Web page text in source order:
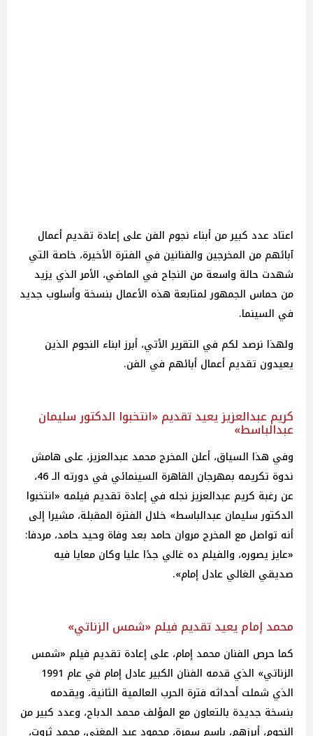
اعتاد عدد كبير من أبناء نجوم الفن على إعادة تقديم أعمال
آبائهم من المخرجين والفنانين في الفترة الأخيرة، خاصة التي
شهدت حالة واسعة من النجاح في الماضي، الأمر الذي يزيد
من حماس الجمهور لمتابعة هذه الأعمال بنسخة وأسلوب جديد
في السينما.
ولهذا نرصد لكم في التقرير الأتي، أبرز ابناء النجوم الذين
يعيدون تقديم أعمال أبائهم في الفن.
كريم عبدالعزيز يعيد تقديم «انتخبوا الدكتور سليمان
عبدالباسط»
وفي هذا السياق، أعلن المخرج محمد عبدالعزيز، على هامش
ندوة تكريمه بمهرجان القاهرة السينمائي في دورته الـ 46،
عن رغبة كريم عبدالعزيز نجله في إعادة تقديم فيلمه «انتخبوا
الدكتور سليمان عبدالباسط» خلال الفترة المقبلة، مشيرا إلى
أنه تواصل مع المخرج مروان حامد بعد وفاة وحيد حامد، مردفا:
«عايز يصوره، والفيلم ده غالي جدًا عليا وكان معايا فيه
صديقي الغالي عادل إمام».
محمد إمام يعيد تقديم فيلم «شمس الزناتي»
كما حرص الفنان محمد إمام، على إعادة تقديم فيلم «شمس
الزناتي» الذي قدمه الفنان الكبير عادل إمام في عام 1991
الذي شملت أحداثه فترة الحرب العالمية الثانية، ويقدمه
بنسخة جديدة بالتعاون مع المؤلف محمد الدباح، وعدد كبير من
النجوم، أبرزهم، باسم سمرة، محمود عبد المغني، محمد ثروت،